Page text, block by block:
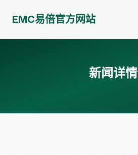
EMC易倍官方网站
新闻详情